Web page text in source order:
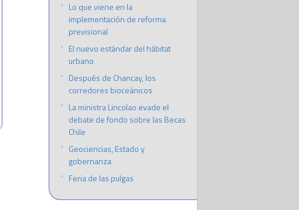
Lo que viene en la
implementación de reforma
previsional
El nuevo estándar del hábitat
urbano
Después de Chancay, los
corredores bioceánicos
La ministra Lincolao evade el
debate de fondo sobre las Becas
Chile
Geociencias, Estado y
gobernanza
Feria de las pulgas